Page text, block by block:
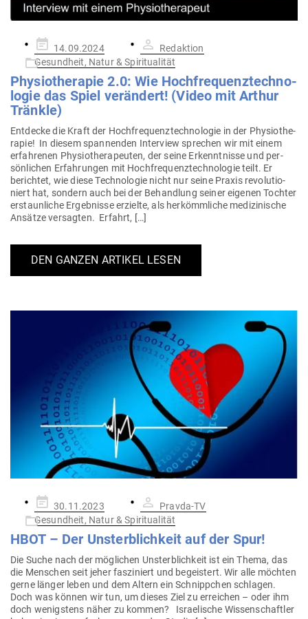
Gepostet
am
14.09.2024
Redaktion
Gesundheit, Natur & Spiritualität
Phy­sio­the­rapie 2.0: Wie Hoch­fre­quenz­tech­no­
logie das Spiel ver­ändert! (Video mit Arthur
Tränkle)
Ent­decke die Kraft der Hoch­fre­quenz­tech­no­logie in der Phy­sio­the­
rapie! In diesem span­nenden Interview sprechen wir mit einem
erfah­renen Phy­sio­the­ra­peuten, der seine Erkennt­nisse und per­
sön­lichen Erfah­rungen mit Hoch­fre­quenz­tech­no­logie teilt. Er
berichtet, wie diese Tech­no­logie nicht nur seine Praxis revo­lu­tio­
niert hat, sondern auch bei der Behandlung seiner eigenen Tochter
erstaun­liche Ergeb­nisse erzielte, als her­kömm­liche medi­zi­nische
Ansätze ver­sagten. Erfahrt, […]
DEN GANZEN ARTIKEL LESEN
Gepostet
am
30.11.2023
Pravda-TV
Gesundheit, Natur & Spiritualität
HBOT – Der Unsterb­lichkeit auf der Spur!
Die Suche nach der mög­lichen Unsterb­lichkeit ist ein Thema, das
die Men­schen seit jeher fas­zi­niert und begeistert. Wir alle möchten
gerne länger leben und dem Altern ein Schnippchen schlagen.
Doch was können wir tun, um dieses Ziel zu erreichen – oder ihm
doch wenigstens näher zu kommen? Israe­lische Wis­sen­schaftler